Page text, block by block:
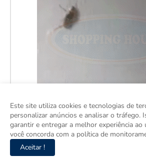
Este site utiliza cookies e tecnologias de
personalizar anúncios e analisar o tráfego.
garantir e entregar a melhor experiência ao
você concorda com a política de
Aceitar !